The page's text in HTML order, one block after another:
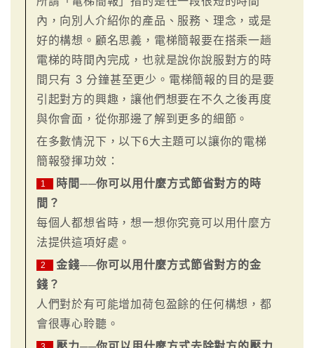
內，向別人介紹你的產品、服務、理念，或是
好的構想。顧名思義，電梯簡報要在搭乘一趟
電梯的時間內完成，也就是說你說服對方的時
間只有 3 分鐘甚至更少。電梯簡報的目的是要
引起對方的興趣，讓他們想要在不久之後再度
與你會面，從你那邊了解到更多的細節。
在多數情況下，以下6大主題可以讓你的電梯
簡報發揮功效：
1
時間──你可以用什麼方式節省對方的時
間？
每個人都想省時，想一想你究竟可以用什麼方
法提供這項好處。
2
金錢──你可以用什麼方式節省對方的金
錢？
人們對於有可能增加荷包盈餘的任何構想，都
會很專心聆聽。